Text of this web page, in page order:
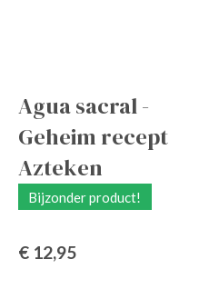
Agua sacral -
Geheim recept
Azteken
Bijzonder product!
€ 12,95